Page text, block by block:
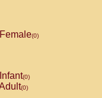
Female(0)
Infant(0)
(0)